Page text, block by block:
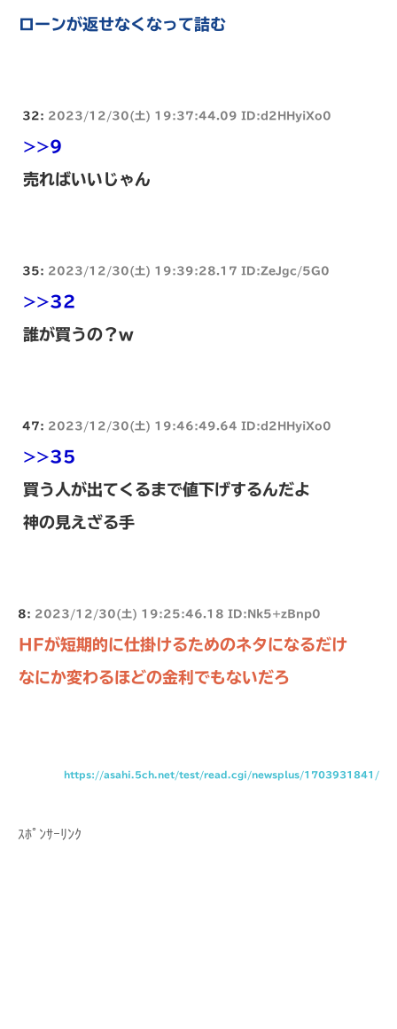
ローンが返せなくなって詰む
32: 2023/12/30(土) 19:37:44.09 ID:d2HHyiXo0
>>9
売ればいいじゃん
35: 2023/12/30(土) 19:39:28.17 ID:ZeJgc/5G0
>>32
誰が買うの？w
47: 2023/12/30(土) 19:46:49.64 ID:d2HHyiXo0
>>35
買う人が出てくるまで値下げするんだよ
神の見えざる手
8: 2023/12/30(土) 19:25:46.18 ID:Nk5+zBnp0
HFが短期的に仕掛けるためのネタになるだけ
なにか変わるほどの金利でもないだろ
https://asahi.5ch.net/test/read.cgi/newsplus/1703931841/
ｽﾎﾟﾝｻｰﾘﾝｸ